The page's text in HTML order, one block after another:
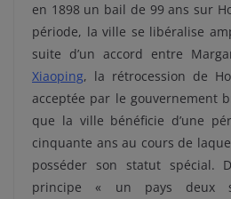
en 1898 un bail de 99 ans sur
période, la ville se libéralise
suite d’un accord entre
Xiaoping, la rétrocession de
acceptée par le gouvernement
que la ville bénéficie d’une
cinquante ans au cours de
posséder son statut spécial.
principe « un pays deux